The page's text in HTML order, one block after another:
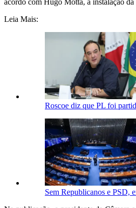
acordo com Hugo Motta, a instalação da
Leia Mais:
Roscoe diz que PL foi
Sem Republicanos e PSD,